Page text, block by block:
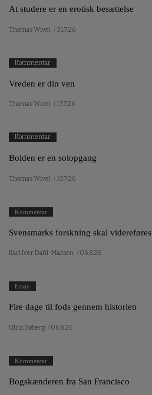
At studere er en erotisk besættelse
Thomas Wivel / 31.7.26
Kommentar
Vreden er din ven
Thomas Wivel / 17.7.26
Kommentar
Bolden er en solopgang
Thomas Wivel / 10.7.26
Kommentar
Svensmarks forskning skal videreføres
Karl Iver Dahl-Madsen / 06.8.26
Essay
Fire dage til fods gennem historien
Ulrik Søberg / 06.8.26
Kommentar
Bogskænderen fra San Francisco